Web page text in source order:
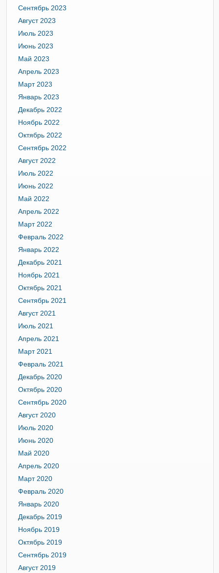
Сентябрь 2023
Август 2023
Июль 2023
Июнь 2023
Май 2023
Апрель 2023
Март 2023
Январь 2023
Декабрь 2022
Ноябрь 2022
Октябрь 2022
Сентябрь 2022
Август 2022
Июль 2022
Июнь 2022
Май 2022
Апрель 2022
Март 2022
Февраль 2022
Январь 2022
Декабрь 2021
Ноябрь 2021
Октябрь 2021
Сентябрь 2021
Август 2021
Июль 2021
Апрель 2021
Март 2021
Февраль 2021
Декабрь 2020
Октябрь 2020
Сентябрь 2020
Август 2020
Июль 2020
Июнь 2020
Май 2020
Апрель 2020
Март 2020
Февраль 2020
Январь 2020
Декабрь 2019
Ноябрь 2019
Октябрь 2019
Сентябрь 2019
Август 2019